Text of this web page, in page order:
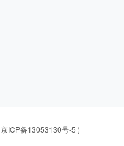
京ICP备13053130号-5 )